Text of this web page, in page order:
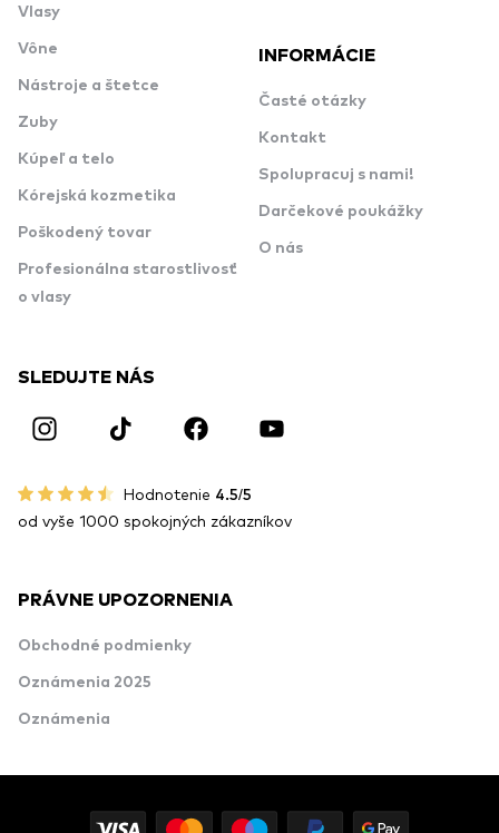
Vlasy
Vône
Nástroje a štetce
Zuby
Kúpeľ a telo
Kórejská kozmetika
Poškodený tovar
Profesionálna starostlivosť
o vlasy
INFORMÁCIE
Časté otázky
Kontakt
Spolupracuj s nami!
Darčekové poukážky
O nás
SLEDUJTE NÁS
Hodnotenie 4.5/5
od vyše 1000 spokojných zákazníkov
PRÁVNE UPOZORNENIA
Obchodné podmienky
Oznámenia 2025
Oznámenia